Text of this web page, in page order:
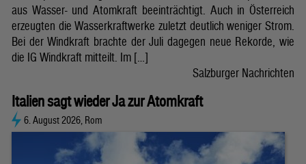
aus Wasser- und Atomkraft beeinträchtigt. Auch in Österreich
erzeugten die Wasserkraftwerke zuletzt deutlich weniger Strom.
Bei der Windkraft brachte der Juli dagegen neue Rekorde, wie
die IG Windkraft mitteilt. Im […]
Salzburger Nachrichten
Italien sagt wieder Ja zur Atomkraft
6. August 2026, Rom